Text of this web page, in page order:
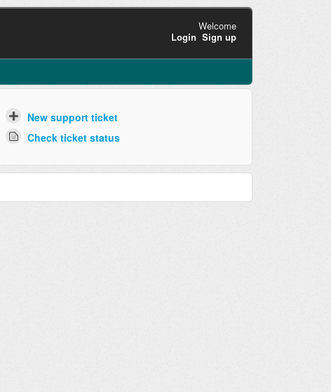
Welcome
Login Sign up
New support ticket
Check ticket status